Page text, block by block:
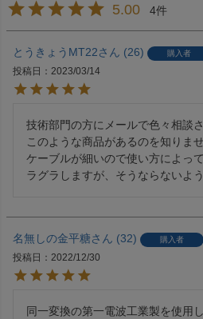
5.00 4
とうきょうMT22 26 購入者
投稿日
2023/03/14
技術部門の方にメールで色々相談
このような商品があるのを知りま
ケーブルが細いので使い方によっ
ラグラしますが、そうならないよ
名無しの金平糖 32 購入者
投稿日
2022/12/30
同一変換の第一電波工業製を使用